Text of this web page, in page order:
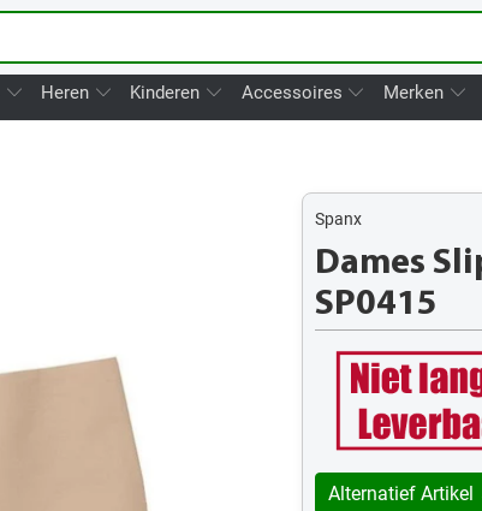
Heren Kinderen Accessoires Merken
Spanx
Dames
SP0415
Alternatief Artikel